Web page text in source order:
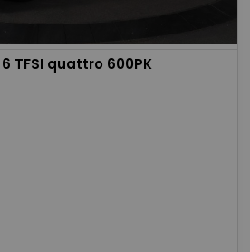
TFSI quattro 600PK